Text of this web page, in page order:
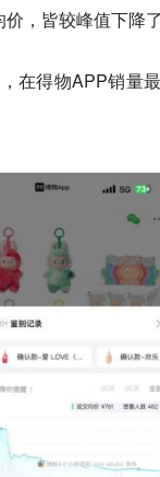
，皆较峰值下降了
在得物APP销量